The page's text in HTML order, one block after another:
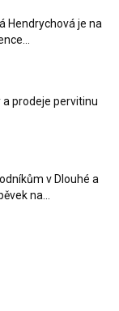
Hendrychová je na
a prodeje pervitinu
v Dlouhé a
na...